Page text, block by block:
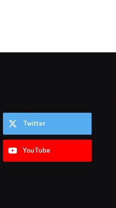
Twitter
YouTube